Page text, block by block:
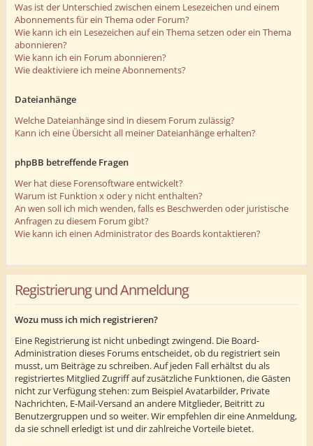
Was ist der Unterschied zwischen einem Lesezeichen und einem
Abonnements für ein Thema oder Forum?
Wie kann ich ein Lesezeichen auf ein Thema setzen oder ein Thema
abonnieren?
Wie kann ich ein Forum abonnieren?
Wie deaktiviere ich meine Abonnements?
Dateianhänge
Welche Dateianhänge sind in diesem Forum zulässig?
Kann ich eine Übersicht all meiner Dateianhänge erhalten?
phpBB betreffende Fragen
Wer hat diese Forensoftware entwickelt?
Warum ist Funktion x oder y nicht enthalten?
An wen soll ich mich wenden, falls es Beschwerden oder juristische
Anfragen zu diesem Forum gibt?
Wie kann ich einen Administrator des Boards kontaktieren?
Registrierung und Anmeldung
Wozu muss ich mich registrieren?
Eine Registrierung ist nicht unbedingt zwingend. Die Board-
Administration dieses Forums entscheidet, ob du registriert sein
musst, um Beiträge zu schreiben. Auf jeden Fall erhältst du als
registriertes Mitglied Zugriff auf zusätzliche Funktionen, die Gästen
nicht zur Verfügung stehen: zum Beispiel Avatarbilder, Private
Nachrichten, E-Mail-Versand an andere Mitglieder, Beitritt zu
Benutzergruppen und so weiter. Wir empfehlen dir eine Anmeldung,
da sie schnell erledigt ist und dir zahlreiche Vorteile bietet.